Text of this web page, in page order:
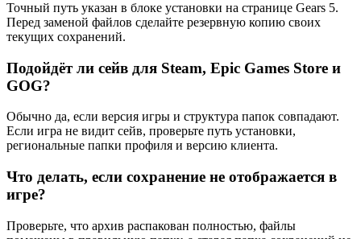
Точный путь указан в блоке установки на странице Gears 5.
Перед заменой файлов сделайте резервную копию своих
текущих сохранений.
Подойдёт ли сейв для Steam, Epic Games Store и
GOG?
Обычно да, если версия игры и структура папок совпадают.
Если игра не видит сейв, проверьте путь установки,
региональные папки профиля и версию клиента.
Что делать, если сохранение не отображается в
игре?
Проверьте, что архив распакован полностью, файлы